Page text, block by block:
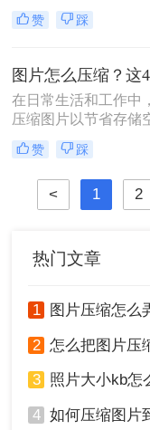
论是为了加快网页加
定平台的上传要求还
项非常重要的技能。
广泛使用的图片压缩
赞 踩
在日常生活和工作中
压缩图片以节省存储
速度或满足特定的上
片怎么压缩呢？本文
压缩方法，帮助您更
赞 踩
< 1 2
热门文章
1 图片压缩怎么弄
2 怎么把图片压缩
3 照片大小kb怎
4 如何压缩图片